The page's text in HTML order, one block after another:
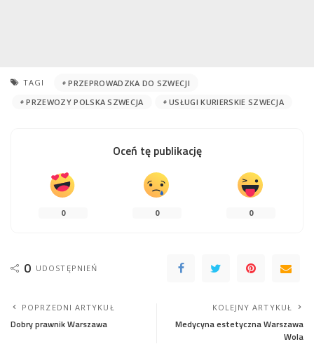
TAGI
PRZEPROWADZKA DO SZWECJI
PRZEWOZY POLSKA SZWECJA
USŁUGI KURIERSKIE SZWECJA
Oceń tę publikację
0 0 0
0 UDOSTĘPNIEŃ
POPRZEDNI ARTYKUŁ
Dobry prawnik Warszawa
KOLEJNY ARTYKUŁ
Medycyna estetyczna Warszawa
Wola